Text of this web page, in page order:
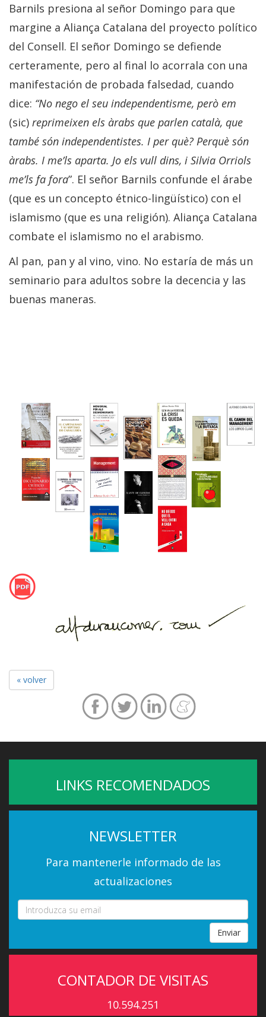
Barnils presiona al señor Domingo para que
margine a Aliança Catalana del proyecto político
del Consell. El señor Domingo se defiende
certeramente, pero al final lo acorrala con una
manifestación de probada falsedad, cuando
dice: “No nego el seu independentisme, però em
(sic) reprimeixen els àrabs que parlen català, que
també són independentistes. I per què? Perquè són
àrabs. I me’ls aparta. Jo els vull dins, i Silvia Orriols
me’ls fa fora”. El señor Barnils confunde el árabe
(que es un concepto étnico-lingüístico) con el
islamismo (que es una religión). Aliança Catalana
combate el islamismo no el arabismo.
Al pan, pan y al vino, vino. No estaría de más un
seminario para adultos sobre la decencia y las
buenas maneras.
« volver
LINKS RECOMENDADOS
NEWSLETTER
Para mantenerle informado de las
actualizaciones
Enviar
CONTADOR DE VISITAS
10.594.251